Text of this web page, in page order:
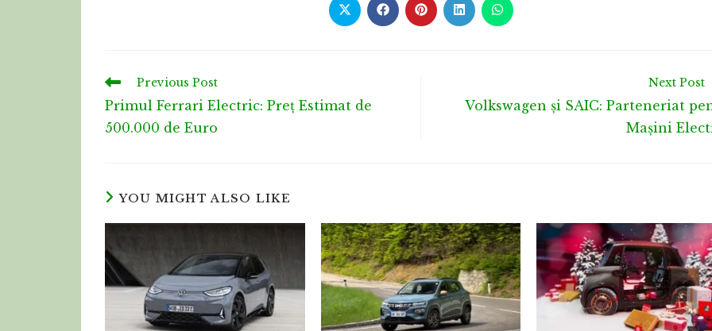
Previous Post
Primul Ferrari Electric: Preț Estimat de
500.000 de Euro
Next Post
Volkswagen și SAIC: Parteneriat
Mașini
YOU MIGHT ALSO LIKE